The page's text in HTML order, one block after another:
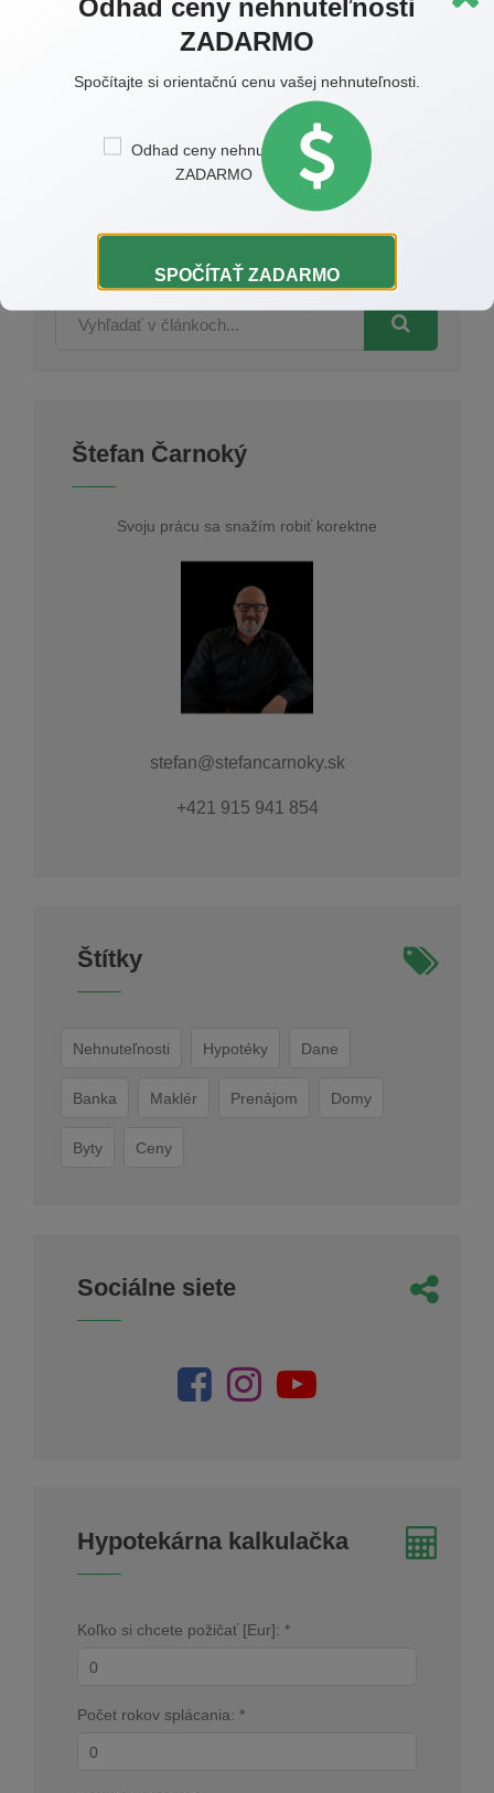
Súhlasím sospracovaním osobných údajov
ODOSLAŤ
Štefan Čarnoký
Svoju prácu sa snažím robiť korektne
stefan@stefancarnoky.sk
+421 915 941 854
Štítky
Nehnuteľnosti Hypotéky Dane
Banka Maklér Prenájom Domy
Byty Ceny
Sociálne siete
Hypotekárna kalkulačka
Koľko si chcete požičať [Eur]: *
Počet rokov splácania: *
Odhad ceny nehnuteľnosti
ZADARMO
Spočítajte si orientačnú cenu vašej nehnuteľnosti.
SPOČÍTAŤ ZADARMO